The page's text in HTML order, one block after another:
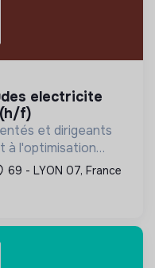
f)
et dirigeants
à l'optimisation
et le
polluantes via
69 - LYON 07, France